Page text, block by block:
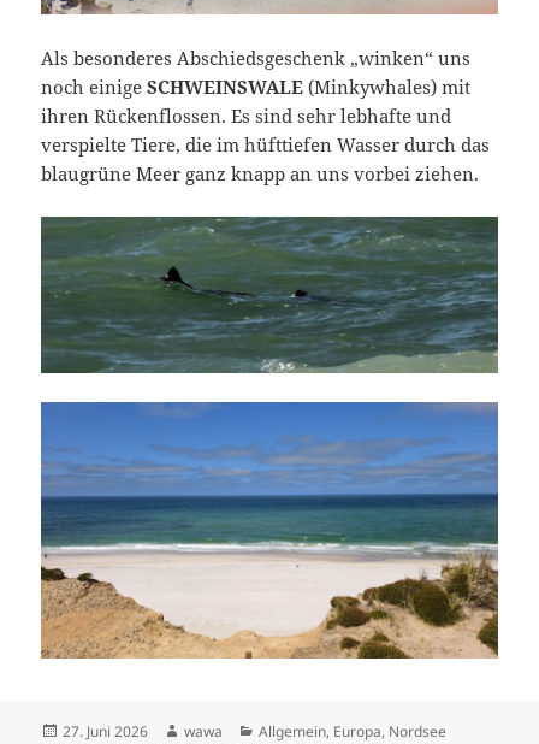
Als besonderes Abschiedsgeschenk „winken“ uns
noch einigeSCHWEINSWALE(Minkywhales) mit
ihren Rückenflossen. Es sind sehr lebhafte und
verspielte Tiere, die im hüfttiefen Wasser durch das
blaugrüne Meer ganz knapp an uns vorbei ziehen.
Posted
27. Juni 2026 Author
wawa Categories
Allgemein, Europa, Nordsee